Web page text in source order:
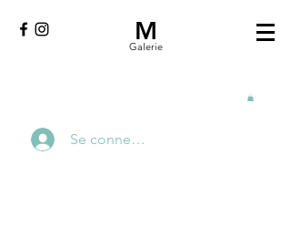
M
Galerie
Se connecter